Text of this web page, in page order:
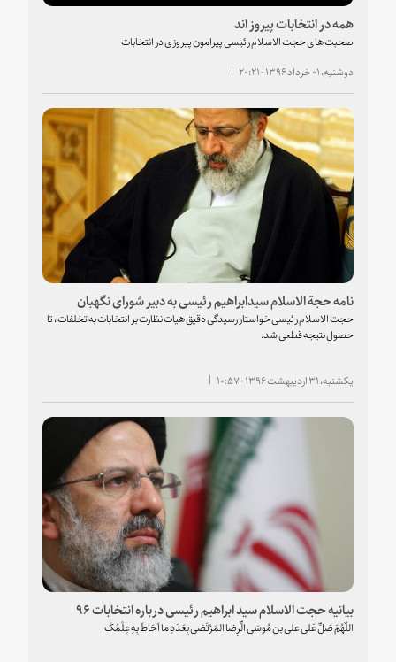
همه در انتخابات پیروز اند
صحبت های حجت الاسلام رئیسی پیرامون پیروزی در انتخابات
دوشنبه، ۰۱ خرداد ۱۳۹۶ - ۲۰:۲۱
نامه حجة الاسلام سیدابراهیم رئیسی به دبیر شورای نگهبان
حجت الاسلام رئیسی خواستار رسیدگی دقیق هیات نظارت بر انتخابات به تخلفات ، تا
حصول نتیجه قطعی شد.
یکشنبه، ۳۱ اردیبهشت ۱۳۹۶ - ۱۰:۵۷
بیانیه حجت الاسلام سید ابراهیم رئیسی درباره انتخابات ۹۶
اللّهُمَ صَلِّ عَلی علی بن مُوسَی الِّرِضا المَرُتَضی بِعَدَدِ ما اَحَاطَ بِهِ عِلْمُکَ